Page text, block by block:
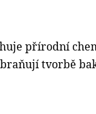
přírodní
tvorbě